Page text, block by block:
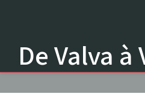
De Valva à